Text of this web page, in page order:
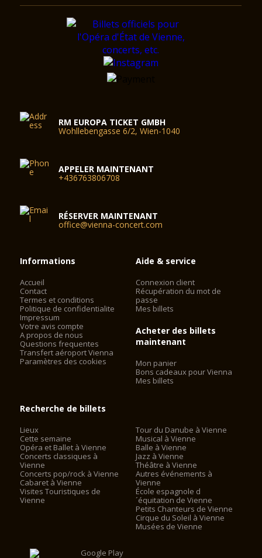
RM EUROPA TICKET GMBH
Wohllebengasse 6/2, Wien-1040
APPELER MAINTENANT
+436763806708
RÉSERVER MAINTENANT
office@vienna-concert.com
Informations
Accueil
Contact
Termes et conditions
Politique de confidentialite
Impressum
Votre avis compte
A propos de nous
Questions frequentes
Transfert aéroport Vienna
Paramètres des cookies
Aide & service
Connexion client
Récupération du mot de
passe
Mes billets
Acheter des billets
maintenant
Mon panier
Bons cadeaux pour Vienna
Mes billets
Recherche de billets
Lieux
Cette semaine
Opéra et Ballet à Vienne
Concerts classiques à
Vienne
Concerts pop/rock à Vienne
Cabaret à Vienne
Visites Touristiques de
Vienne
Tour du Danube à Vienne
Musical à Vienne
Balle à Vienne
Jazz à Vienne
Théâtre à Vienne
Autres événements à
Vienne
École espagnole d
´équitation de Vienne
Petits Chanteurs de Vienne
Cirque du Soleil à Vienne
Musées de Vienne